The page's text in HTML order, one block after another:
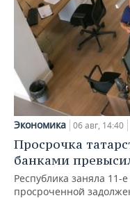
Экономика 06 авг, 14:40
Просрочка
банками
Республика заняла 11-
просроченной